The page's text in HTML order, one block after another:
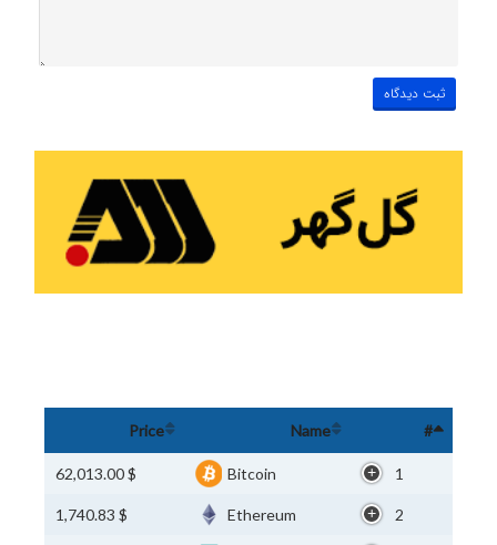
#
Name
Price
1
Bitcoin
$ 62,013.00
2
Ethereum
$ 1,740.83